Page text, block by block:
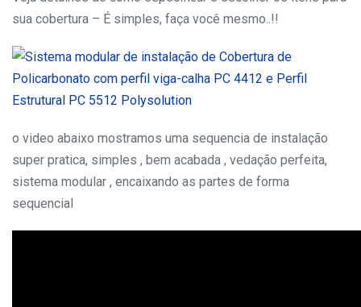
sua cobertura – É simples, faça você mesmo..!!
o video abaixo mostramos uma sequencia de instalação
super pratica, simples , bem acabada , vedação perfeita,
sistema modular , encaixando as partes de forma
sequencial